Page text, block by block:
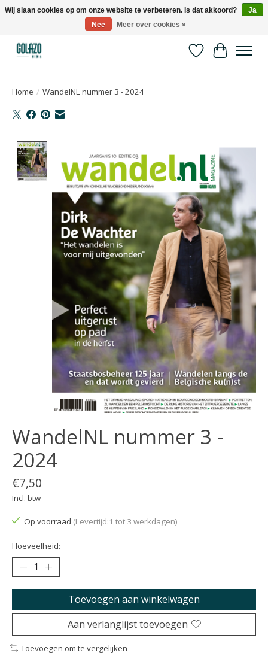
Kennispartner in sport, bewegen en gezondheid
Verlanglijst
Home / WandelNL nummer 3 - 2024
WandelNL nummer 3 -
2024
€7,50
Incl. btw
Op voorraad (Levertijd:1 tot 3 werkdagen)
Hoeveelheid:
Toevoegen aan winkelwagen
Aan verlanglijst toevoegen
Toevoegen om te vergelijken
Wij slaan cookies op om onze website te verbeteren. Is dat akkoord?
Ja
Nee
Meer over cookies »